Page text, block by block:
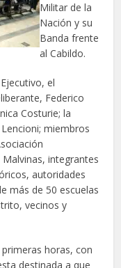
Militar de la
Nación y su
Banda frente
al Cabildo.
el
Federico
Costurie; la
miembros
integrantes
autoridades
más de 50 escuelas
vecinos y
horas, con
destinada a que